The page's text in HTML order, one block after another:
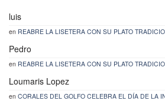
luis
en REABRE LA LISETERA CON SU PLATO
Pedro
en REABRE LA LISETERA CON SU PLATO
Loumaris Lopez
en CORALES DEL GOLFO CELEBRA EL DÍA DE LA